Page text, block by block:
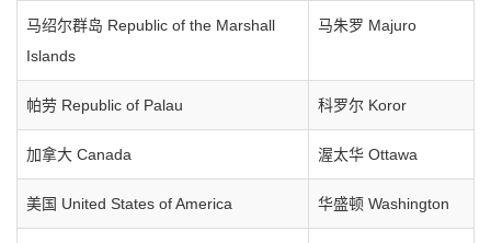
马绍尔群岛 Republic of the Marshall
Islands
马朱罗 Majuro
帕劳 Republic of Palau 科罗尔 Koror
加拿大 Canada 渥太华 Ottawa
美国 United States of America 华盛顿 Washington